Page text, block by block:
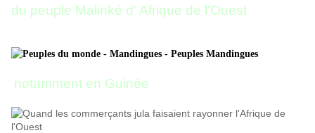
du peuple Malinké d' Afrique de l'Ouest
notamment en Guinée